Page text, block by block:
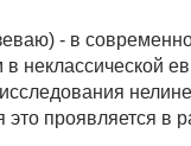
- в
неклассической
проявляется в